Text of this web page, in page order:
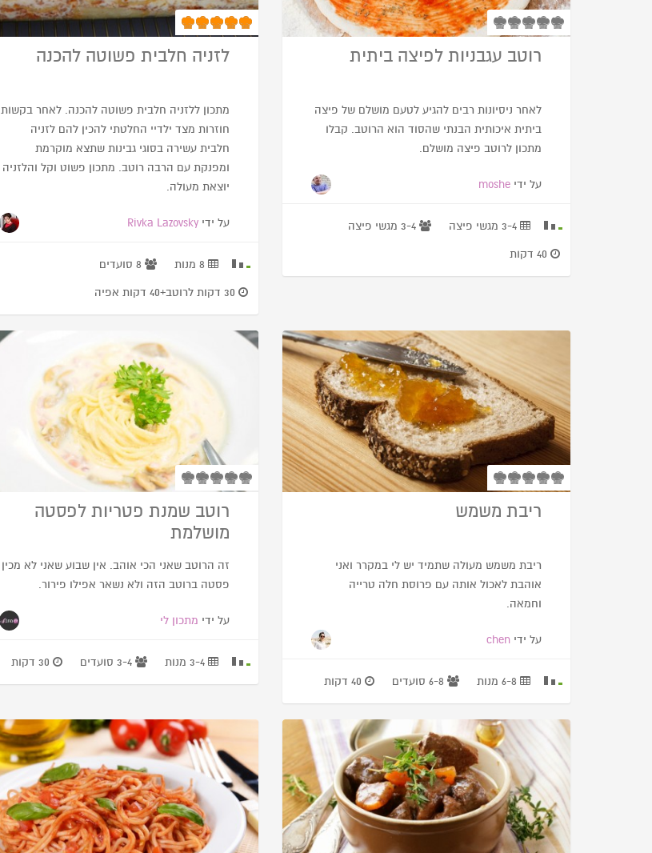
רוטב עגבניות לפיצה ביתית
לאחר ניסיונות רבים להגיע לטעם מושלם של פיצה
ביתית איכותית הבנתי שהסוד הוא הרוטב. קבלו
מתכון לרוטב פיצה מושלם.
על ידי moshe
לזניה חלבית פשוטה להכנה
מתכון ללזניה חלבית פשוטה להכנה. לאחר בקשות
חוזרות מצד ילדיי החלטתי להכין להם לזניה
חלבית עשירה בסוגי גבינות שתצא מוקרמת
ומפנקת עם הרבה רוטב. מתכון פשוט וקל והלזניה
יוצאת מעולה.
על ידי Rivka Lazovsky
ריבת משמש
ריבת משמש מעולה שתמיד יש לי במקרר ואני
אוהבת לאכול אותה עם פרוסת חלה טרייה
וחמאה.
על ידי chen
רוטב שמנת פטריות לפסטה
מושלמת
זה הרוטב שאני הכי אוהב. אין שבוע שאני לא מכין
פסטה ברוטב הזה ולא נשאר אפילו פירור.
על ידי מתכון לי